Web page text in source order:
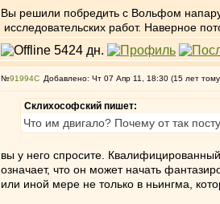
Вы решили побредить с Вольфом
исследовательских работ. Наверное
№91994 Добавлено: Чт 07 Апр 11, 18:30 (15 лет
Склихософский пишет:
Что им двигало? Почему от так
вы у него спросите.
означает, что он может начать
или иной мере не только в ньингма,